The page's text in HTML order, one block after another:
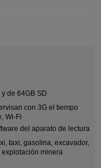
de 64GB SD
con 3G el tiempo
Wi-Fi
del aparato de lectura
taxi, gasolina, excavador,
minera